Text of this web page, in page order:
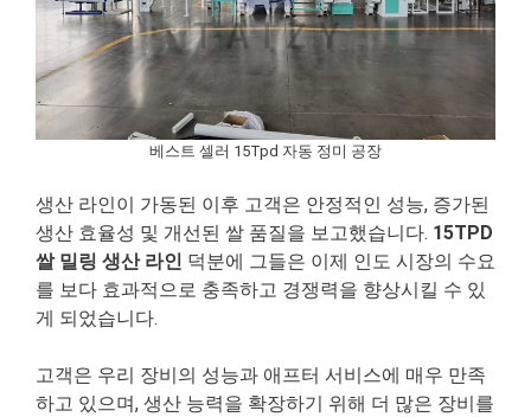
베스트 셀러 15Tpd 자동 정미 공장
생산 라인이 가동된 이후 고객은 안정적인 성능, 증가된
생산 효율성 및 개선된 쌀 품질을 보고했습니다. 15TPD
쌀 밀링 생산 라인 덕분에 그들은 이제 인도 시장의 수요
를 보다 효과적으로 충족하고 경쟁력을 향상시킬 수 있
게 되었습니다.
고객은 우리 장비의 성능과 애프터 서비스에 매우 만족
하고 있으며, 생산 능력을 확장하기 위해 더 많은 장비를